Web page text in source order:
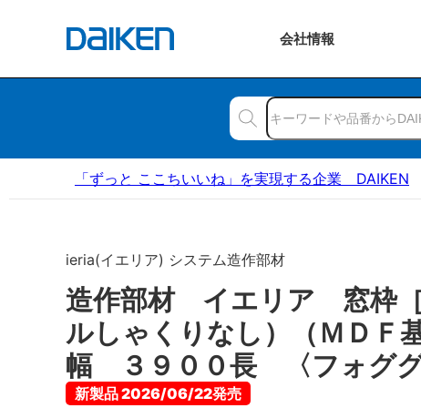
会社情報
「ずっと ここちいいね」を実現する企業 DAIKEN
ieria(イエリア) システム造作部材
造作部材 イエリア 窓枠［
ルしゃくりなし）（ＭＤＦ
幅 ３９００長 〈フォググ
新製品 2026/06/22発売